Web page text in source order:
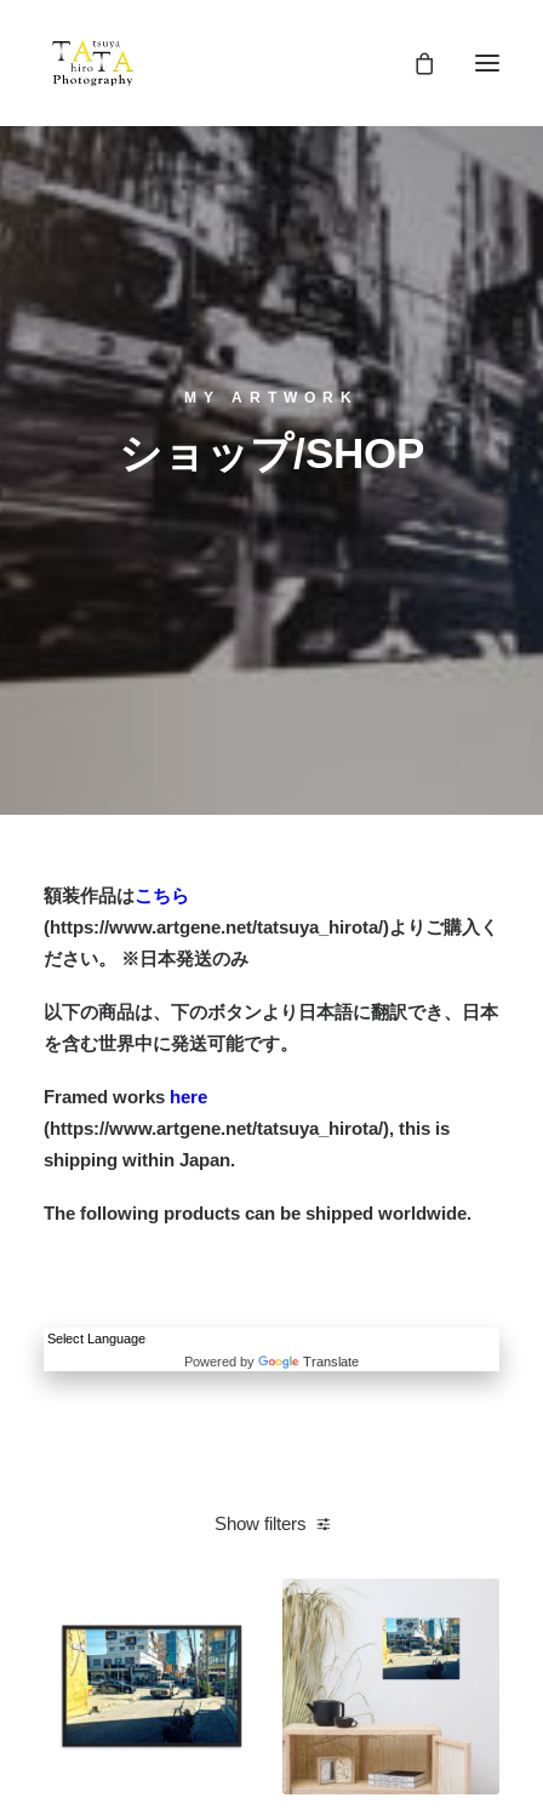
MY ARTWORK
ショップ/SHOP
額装作品はこちら
(https://www.artgene.net/tatsuya_hirota/)よりご購入く
ださい。 ※日本発送のみ
以下の商品は、下のボタンより日本語に翻訳でき、日本
を含む世界中に発送可能です。
Framed works here
(https://www.artgene.net/tatsuya_hirota/), this is
shipping within Japan.
The following products can be shipped worldwide.
Powered by Translate
Show filters